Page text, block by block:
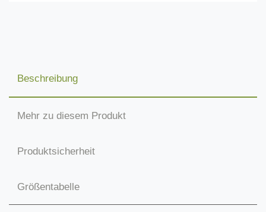
Beschreibung
Mehr zu diesem Produkt
Produktsicherheit
Größentabelle